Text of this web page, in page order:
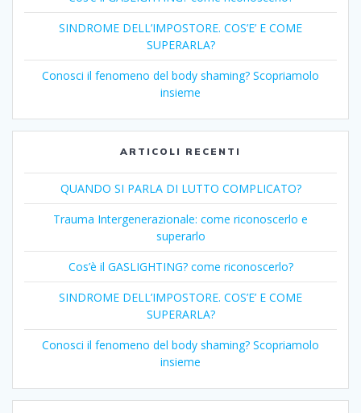
SINDROME DELL’IMPOSTORE. COS’E’ E COME
SUPERARLA?
Conosci il fenomeno del body shaming? Scopriamolo
insieme
ARTICOLI RECENTI
QUANDO SI PARLA DI LUTTO COMPLICATO?
Trauma Intergenerazionale: come riconoscerlo e
superarlo
Cos’è il GASLIGHTING? come riconoscerlo?
SINDROME DELL’IMPOSTORE. COS’E’ E COME
SUPERARLA?
Conosci il fenomeno del body shaming? Scopriamolo
insieme